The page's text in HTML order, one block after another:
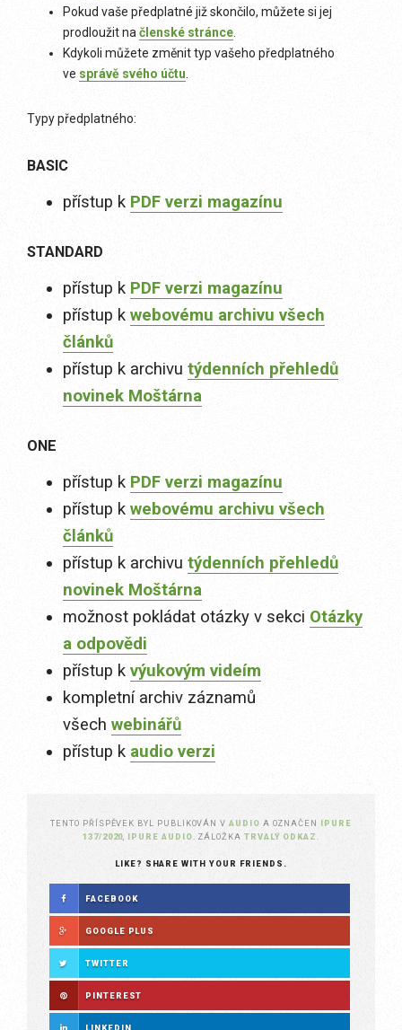
Pokud vaše předplatné již skončilo, můžete si jej
prodloužit na členské stránce
Kdykoli můžete změnit typ vašeho předplatného
ve správě svého účtu
Typy předplatného:
BASIC
přístup k PDF verzi magazínu
STANDARD
přístup k PDF verzi magazínu
přístup k webovému archivu všech
článků
přístup k archivu týdenních přehledů
novinek Moštárna
ONE
přístup k PDF verzi magazínu
přístup k webovému archivu všech
článků
přístup k archivu týdenních přehledů
novinek Moštárna
možnost pokládat otázky v sekci Otázky
a odpovědi
přístup k výukovým videím
kompletní archiv záznamů
všech webinářů
přístup k audio verzi
TENTO PŘÍSPĚVEK BYL PUBLIKOVÁN VAUDIO A OZNAČEN IPURE
137/2020 IPURE AUDIO . ZÁLOŽKA TRVALÝ ODKAZ
LIKE? SHARE WITH YOUR FRIENDS.
FACEBOOK
GOOGLE PLUS
TWITTER
PINTEREST
LINKEDIN